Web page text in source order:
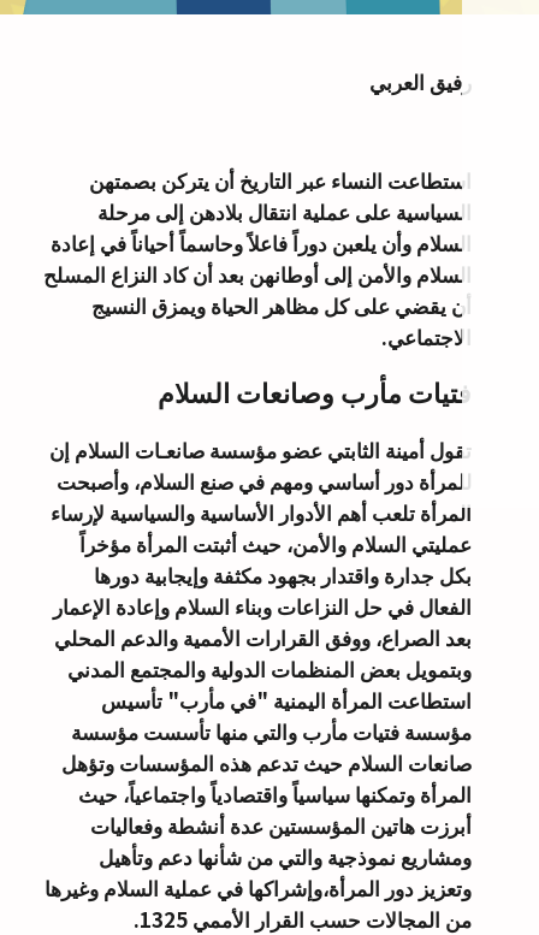
رفيق العربي
استطاعت النساء عبر التاريخ أن يتركن بصمتهن
السياسية على عملية انتقال بلادهن إلى مرحلة
السلام وأن يلعبن دوراً فاعلاً وحاسماً أحياناً في إعادة
السلام والأمن إلى أوطانهن بعد أن كاد النزاع المسلح
أن يقضي على كل مظاهر الحياة ويمزق النسيج
الاجتماعي.
فتيات مأرب وصانعات السلام
تقول أمينة الثابتي عضو مؤسسة صانعـات السلام إن
للمرأة دور أساسي ومهم في صنع السلام، وأصبحت
المرأة تلعب أهم الأدوار الأساسية والسياسية لإرساء
عمليتي السلام والأمن، حيث أثبتت المرأة مؤخراً
بكل جدارة واقتدار بجهود مكثفة وإيجابية دورها
الفعال في حل النزاعات وبناء السلام وإعادة الإعمار
بعد الصراع، ووفق القرارات الأممية والدعم المحلي
وبتمويل بعض المنظمات الدولية والمجتمع المدني
استطاعت المرأة اليمنية "في مأرب" تأسيس
مؤسسة فتيات مأرب والتي منها تأسست مؤسسة
صانعات السلام حيث تدعم هذه المؤسسات وتؤهل
المرأة وتمكنها سياسياً واقتصادياً واجتماعياً، حيث
أبرزت هاتين المؤسستين عدة أنشطة وفعاليات
ومشاريع نموذجية والتي من شأنها دعم وتأهيل
وتعزيز دور المرأة،وإشراكها في عملية السلام وغيرها
من المجالات حسب القرار الأممي 1325.